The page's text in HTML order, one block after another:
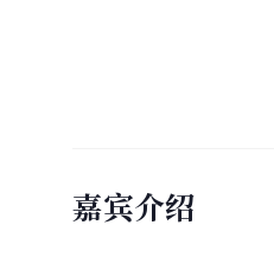
嘉宾介绍